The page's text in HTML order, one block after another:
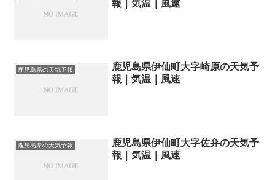
報｜気温｜風速
鹿児島県の天気予報
鹿児島県伊仙町大字崎原の天気予
報｜気温｜風速
鹿児島県の天気予報
鹿児島県伊仙町大字佐弁の天気予
報｜気温｜風速